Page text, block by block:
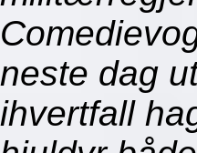
neste dag
ihvertfall